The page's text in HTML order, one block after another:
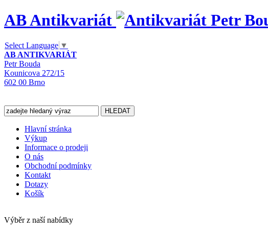
AB Antikvariát
Select Language ▼
AB ANTIKVARIÁT
Petr Bouda
Kounicova 272/15
602 00 Brno
Hlavní stránka
Výkup
Informace o prodeji
O nás
Obchodní podmínky
Kontakt
Dotazy
Košík
Výběr z naší nabídky